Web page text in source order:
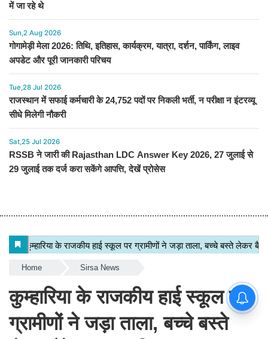
में जा रहे थे
Sun,2 Aug 2026
गोगामेड़ी मेला 2026: तिथि, इतिहास, कार्यक्रम, यात्रा, दर्शन, पार्किंग, लाइव
अपडेट और पूरी जानकारी परिचय
Tue,28 Jul 2026
राजस्थान में सफाई कर्मचारी के 24,752 पदों पर निकली भर्ती, न परीक्षा न इंटरव्यू
सीधे मिलेगी नौकरी
Sat,25 Jul 2026
RSSB ने जारी की Rajasthan LDC Answer Key 2026, 27 जुलाई से
29 जुलाई तक दर्ज करा सकेंगे आपत्ति, देखें प्रोसेस
Home Sirsa News
कुम्हारिया के राजकीय हाई स्कूल पर
ग्रामीणों ने जड़ा ताला, बच्चे बस्ते